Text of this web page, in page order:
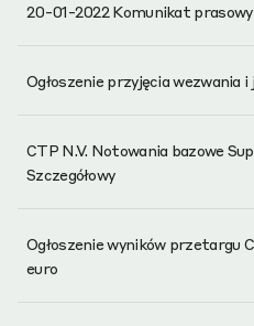
20-01-2022 Komunikat prasowy
Ogłoszenie przyjęcia wezwania i
CTP N.V. Notowania bazowe
Szczegółowy
Ogłoszenie wyników przetargu
euro